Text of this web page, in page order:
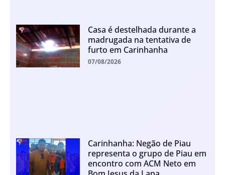
Casa é destelhada durante a
madrugada na tentativa de
furto em Carinhanha
07/08/2026
Carinhanha: Negão de Piau
representa o grupo de Piau em
encontro com ACM Neto em